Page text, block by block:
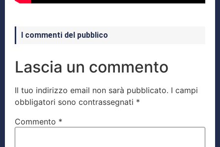
I commenti del pubblico
Lascia un commento
Il tuo indirizzo email non sarà pubblicato. I campi
obbligatori sono contrassegnati *
Commento *